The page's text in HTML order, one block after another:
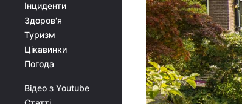
Інциденти
Здоров'я
Туризм
Цікавинки
Погода
Відео з Youtube